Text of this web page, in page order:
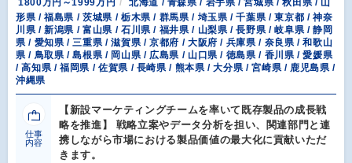
1800万円～1999万円
北海道 / 青森県 / 岩手県 / 宮城県 / 秋田県 / 山
形県 / 福島県 / 茨城県 / 栃木県 / 群馬県 / 埼玉県 / 千葉県 / 東京都 / 神奈
川県 / 新潟県 / 富山県 / 石川県 / 福井県 / 山梨県 / 長野県 / 岐阜県 / 静岡
県 / 愛知県 / 三重県 / 滋賀県 / 京都府 / 大阪府 / 兵庫県 / 奈良県 / 和歌山
県 / 鳥取県 / 島根県 / 岡山県 / 広島県 / 山口県 / 徳島県 / 香川県 / 愛媛県
/ 高知県 / 福岡県 / 佐賀県 / 長崎県 / 熊本県 / 大分県 / 宮崎県 / 鹿児島県 /
沖縄県
仕事
内容
【新設マーケティングチームを率いて既存製品の成長戦
略を推進】 戦略立案やデータ分析を担い、関連部門と連
携しながら市場における製品価値の最大化に貢献いただ
きます。